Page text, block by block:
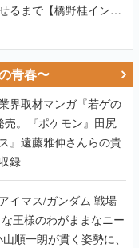
るまで【橋野桂インタ
青春〜
界取材マンガ『若ゲの
売。『ポケモン』田尻
』遠藤雅伸さんらの貴
録
マス/ガンダム 戦場
王様のわがままなニー
順一朗が貫く姿勢に、